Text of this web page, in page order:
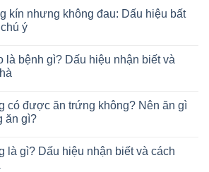
kín nhưng không đau: Dấu hiệu bất
ý
là bệnh gì? Dấu hiệu nhận biết và
có được ăn trứng không? Nên ăn gì
ăn gì?
là gì? Dấu hiệu nhận biết và cách